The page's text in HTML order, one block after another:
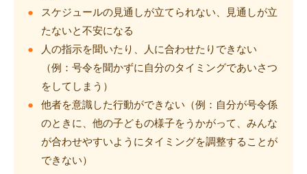
スケジュールの見通しが立てられない、見通しが立
たないと不安になる
人の指示を聞いたり、人に合わせたりできない
（例：号令を聞かずに自分のタイミングであいさつ
をしてしまう）
他者を意識した行動ができない（例：自分が号令係
のときに、他の子どもの様子をうかがって、みんな
が合わせやすいようにタイミングを調整することが
できない）